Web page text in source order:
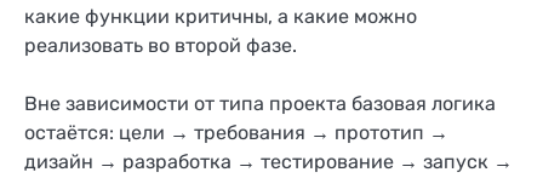
какие функции критичны, а какие можно
реализовать во второй фазе.
Вне зависимости от типа проекта базовая логика
остаётся: цели → требования → прототип →
дизайн → разработка → тестирование → запуск →